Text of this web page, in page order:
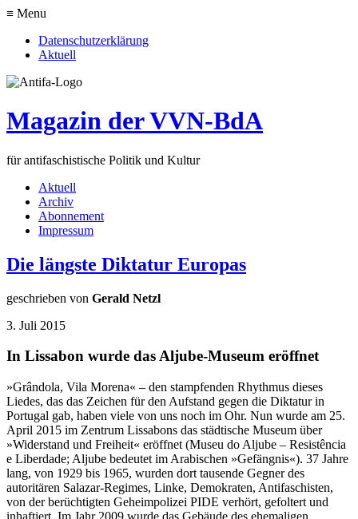
≡ Menu
Datenschutzerklärung
Aktuell
Magazin der VVN-BdA
für antifaschistische Politik und Kultur
Aktuell
Archiv
Abonnement
Impressum
Die längste Diktatur Europas
geschrieben von Gerald Netzl
3. Juli 2015
In Lissabon wurde das Aljube-Museum eröffnet
»Grândola, Vila Morena« – den stampfenden Rhythmus dieses
Liedes, das das Zeichen für den Aufstand gegen die Diktatur in
Portugal gab, haben viele von uns noch im Ohr. Nun wurde am 25.
April 2015 im Zentrum Lissabons das städtische Museum über
»Widerstand und Freiheit« eröffnet (Museu do Aljube – Resistência
e Liberdade; Aljube bedeutet im Arabischen »Gefängnis«). 37 Jahre
lang, von 1929 bis 1965, wurden dort tausende Gegner des
autoritären Salazar-Regimes, Linke, Demokraten, Antifaschisten,
von der berüchtigten Geheimpolizei PIDE verhört, gefoltert und